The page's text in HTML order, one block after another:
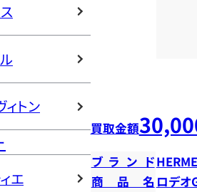
ィトン
エ
買取金額
ブランド
商品名 ロデオ